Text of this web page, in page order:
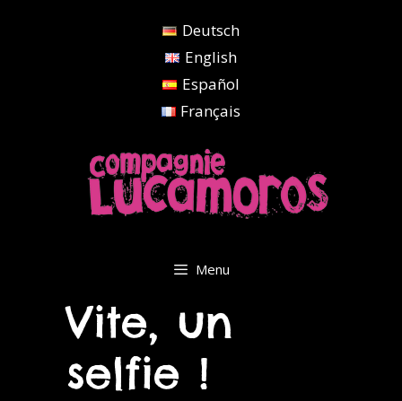
Deutsch
English
Español
Français
Menu
Vite, un
selfie !